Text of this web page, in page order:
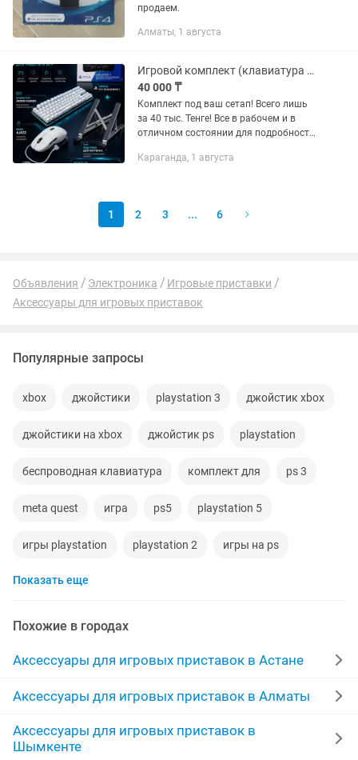
продаем.
Алматы, 1 августа
Игровой комплект (клавиатура Ardor gaming blade pro, мышка Ajazz,и т.д.)
40 000 ₸
Комплект под ваш сетап! Всего лишь
за 40 тыс. Тенге! Все в рабочем и в
отличном состоянии для подробности
Караганда, 1 августа
1 2 3 ... 6
Объявления Электроника
Игровые приставки
Аксессуары для игровых приставок
Популярные запросы
xbox джойстики playstation 3 джойстик xbox
джойстики на xbox джойстик ps playstation
беспроводная клавиатура комплект для ps 3
meta quest игра ps5 playstation 5
игры playstation playstation 2 игры на ps
игровой
игра ps контроллер станция playstation 5 бу
nintendo switch sony ps nintendo
playstation 4 джойстик ps 4 джойстик
Показать еще
Похожие в городах
Аксессуары для игровых приставок в Астане
Аксессуары для игровых приставок в Алматы
Аксессуары для игровых приставок в
Шымкенте